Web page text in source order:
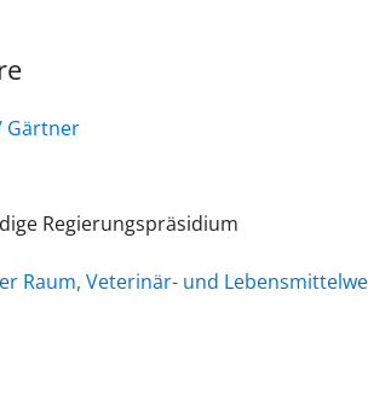
Gärtner
Regierungspräsidium
Raum, Veterinär- und